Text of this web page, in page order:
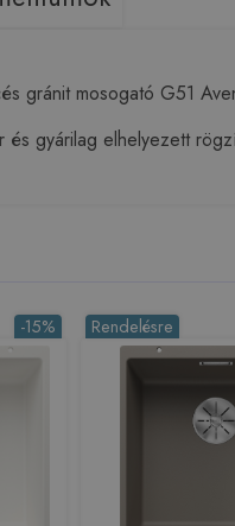
gránit mosogató G51
és gyárilag elhelyezett
-15% Rendelésre